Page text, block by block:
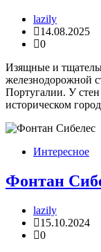
lazily
14.08.2025
0
Изящные и
железнодорожной
Португалии. У
историческом
Интересное
Фонтан
lazily
15.10.2024
0